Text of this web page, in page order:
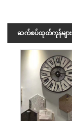
ဆက်စပ်ထုတ်ကုန်များ